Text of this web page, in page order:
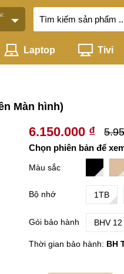
Laptop Tivi
Màn hình)
6.150.000 ₫
Chọn phiên bản để
Màu sắc
Bộ nhớ 1TB
Gói bảo hành BHV
Thời gian bảo hành: BH